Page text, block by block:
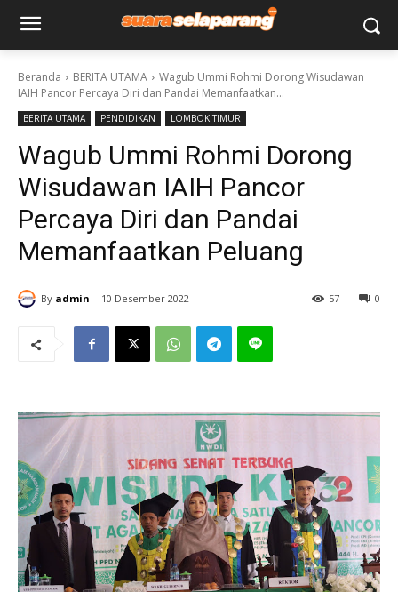
Beranda BERITA UTAMA
Wagub Ummi Rohmi Dorong Wisudawan
IAIH Pancor Percaya Diri dan Pandai Memanfaatkan...
BERITA UTAMA PENDIDIKAN LOMBOK TIMUR
Wagub Ummi Rohmi Dorong
Wisudawan IAIH Pancor
Percaya Diri dan Pandai
Memanfaatkan Peluang
By admin 10 Desember 2022 0
57